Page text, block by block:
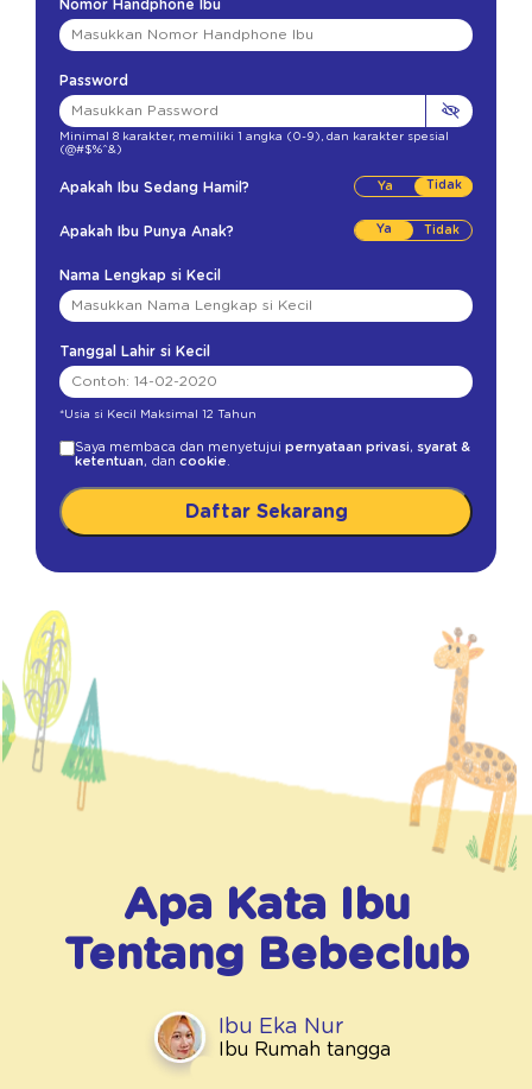
Nomor Handphone Ibu
Password
Minimal 8 karakter, memiliki 1 angka (0-9) dan karakter spesial
(@#$%^&)
Apakah Ibu Sedang Hamil? Tidak
Apakah Ibu Punya Anak? Ya
Nama Lengkap si Kecil
Tanggal Lahir si Kecil
*Usia si Kecil Maksimal 12 Tahun
Saya membaca dan menyetujui pernyataan privasi, syarat &
ketentuan, dan cookie
Daftar Sekarang
Apa Kata Ibu
Tentang Bebeclub
Ibu Eka Nur
Ibu Rumah tangga